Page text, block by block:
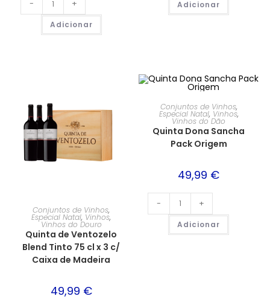
- +
Adicionar
Adicionar
Conjuntos de Vinhos,
Especial Natal, Vinhos,
Vinhos do Douro
Quinta de Ventozelo
Blend Tinto 75 cl x 3 c/
Caixa de Madeira
49,99 €
Conjuntos de Vinhos,
Especial Natal, Vinhos,
Vinhos do Dão
Quinta Dona Sancha
Pack Origem
49,99 €
- +
Adicionar